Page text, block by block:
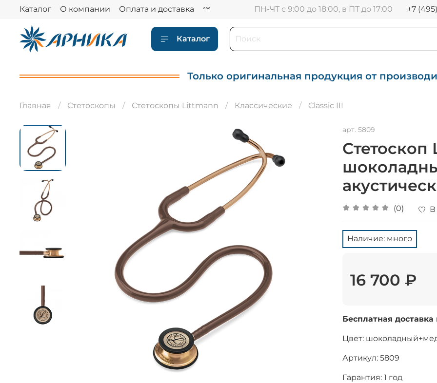
Каталог О компании Оплата и доставка ПН-ЧТ с 9:00 до 18:00, в ПТ до 17:00 +7
Каталог
Только оригинальная продукция от
Главная Стетоскопы Стетоскопы Littmann Классические Classic III
арт. 5809
Стетоскоп
(0)
Наличие: много
16 700 ₽
Бесплатная
Цвет:
Артикул: 5809
Гарантия: 1 год